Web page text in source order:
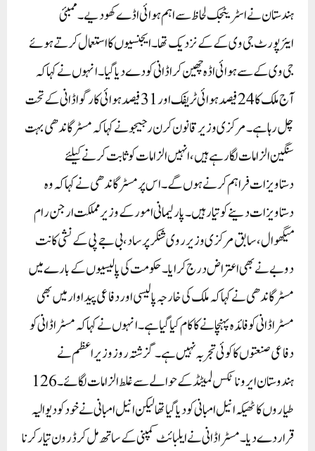
ہندستان نے اسٹریٹجک لحاظ سے اہم ہوائی اڈے کھو دیے ۔ ممبئی
ایئرپورٹ جی وی کے کے نزدیک تھا۔ ایجنسیوں کا استعمال کرتے ہوئے
جی وی کے سے ہوائی اڈہ چھین کر اڈانی کو دے دیا گیا۔ انہوں نے کہا کہ
آج ملک کا 24 فیصد ہوائی ٹریفک اور 31 فیصد ہوائی کارگو اڈانی کے تحت
چل رہا ہے ۔مرکزی وزیر قانون کرن رجیجو نے کہا کہ مسٹر گاندھی بہت
سنگین الزامات لگا رہے ہیں، انہیں الزامات کو ثابت کرنے کیلئے
دستاویزات فراہم کرنے ہوں گے ۔ اس پر مسٹر گاندھی نے کہا کہ وہ
دستاویزات دینے کو تیار ہیں۔ پارلیمانی امور کے وزیر مملکت ارجن رام
میگھوال، سابق مرکزی وزیر روی شنکر پرساد، بی جے پی کے نشی کانت
دوبے نے بھی اعتراض درج کرایا۔حکومت کی پالیسیوں کے بارے میں
مسٹر گاندھی نے کہا کہ ملک کی خارجہ پالیسی اور دفاعی پیداوار میں بھی
مسٹر اڈانی کو فائدہ پہنچانے کا کام کیا گیا ہے ۔ انہوں نے کہا کہ مسٹر اڈانی کو
دفاعی صنعتوں کا کوئی تجربہ نہیں ہے ۔ گزشتہ روز وزیر اعظم نے
ہندوستان ایروناٹکس لمیٹڈ کے حوالے سے غلط الزامات لگائے ۔ 126
طیاروں کا ٹھیکہ انیل امبانی کو دیا گیا تھا لیکن انیل امبانی نے خود کو دیوالیہ
قرار دے دیا۔ مسٹر اڈانی نے ایلبائٹ کمپنی کے ساتھ مل کر ڈرون تیار کرنا